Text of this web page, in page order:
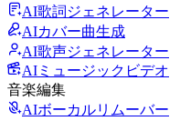
AI歌詞ジェネレーター
AIカバー曲生成
AI歌声ジェネレーター
AIミュージックビデオ
音楽編集
AIボーカルリムーバー